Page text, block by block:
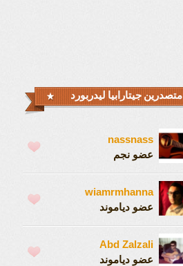
متصدرين جيتارابيا ليدربورد
nassnass
عضو نجم
wiamrmhanna
عضو دياموند
Abd Zalzali
عضو دياموند